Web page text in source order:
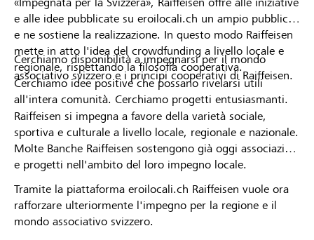
e alle idee pubblicate su eroilocali.ch un ampio pubblico
e ne sostiene la realizzazione. In questo modo Raiffeisen
mette in atto l'idea del crowdfunding a livello locale e
regionale, rispettando la filosofia cooperativa.
Cerchiamo idee positive che possano rivelarsi utili
all'intera comunità. Cerchiamo progetti entusiasmanti.
Cerchiamo disponibilità a impegnarsi per il mondo
associativo svizzero e i principi cooperativi di Raiffeisen.
Raiffeisen si impegna a favore della varietà sociale,
sportiva e culturale a livello locale, regionale e nazionale.
Molte Banche Raiffeisen sostengono già oggi associazioni
e progetti nell'ambito del loro impegno locale.
Tramite la piattaforma eroilocali.ch Raiffeisen vuole ora
rafforzare ulteriormente l'impegno per la regione e il
mondo associativo svizzero.